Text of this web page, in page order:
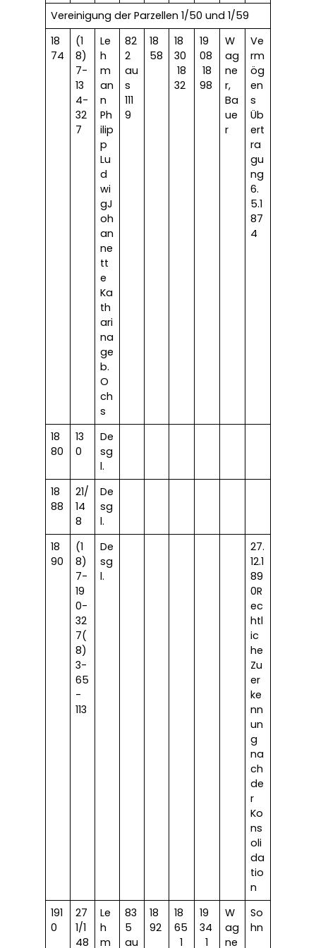
Vereinigung der Parzellen 1/50 und 1/59
18
74
(1
8)
7-
13
4-
32
7
Le
h
m
an
n
Ph
ilip
p
Lu
d
wi
gJ
oh
an
ne
tt
e
Ka
th
ari
na
ge
b.
O
ch
s
82
2
au
s
111
9
18
58
18
30
18
32
19
08
18
98
W
ag
ne
r,
Ba
ue
r
Ve
rm
ög
en
s
Üb
ert
ra
gu
ng
6.
5.1
87
4
18
80
13
0
De
sg
l.
18
88
21/
14
8
De
sg
l.
18
90
(1
8)
7-
19
0-
32
7(
8)
3-
65
-
113
De
sg
l.
27.
12.1
89
0R
ec
htl
ic
he
Zu
er
ke
nn
un
g
na
ch
de
r
Ko
ns
oli
da
tio
n
191
0
27
1/1
48
Le
h
m
83
5
au
18
92
18
65
1
19
34
1
W
ag
ne
So
hn